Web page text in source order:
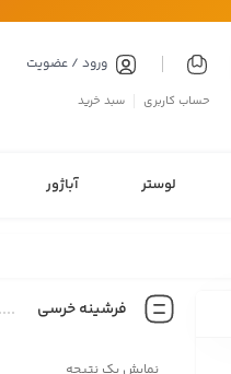
ورود / عضویت
حساب کاربری سبد خرید
لوستر آباژور
فرشینه خرسی